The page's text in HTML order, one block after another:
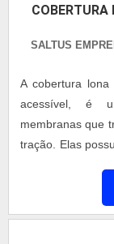
COBERTURA
SALTUS
A cobertura lona
acessível, é
membranas que
tração. Elas
poliéster. Este
Cobrir grandes